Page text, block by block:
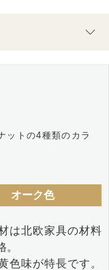
ットの4種類のカラ
オーク色
は北欧家具の材料
。
色味が特長です。